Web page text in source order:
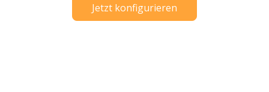
Jetzt konfigurieren